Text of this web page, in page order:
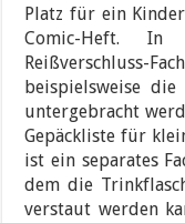
Platz für ein
Comic-Heft. In
beispielsweise
untergebracht
Gepäckliste für
ist ein separates
dem die
verstaut werden